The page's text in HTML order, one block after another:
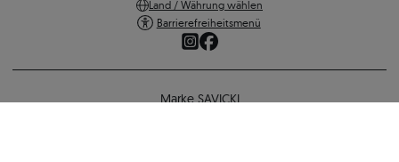
Land / Währung wählen
Barrierefreiheitsmenü
Marke SAVICKI